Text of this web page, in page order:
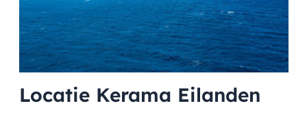
Locatie Kerama Eilanden